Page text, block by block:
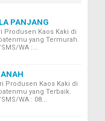
PANJANG
Produsen Kaos Kaki di
yang Termurah.
WA :...
Produsen Kaos Kaki di
yang Terbaik.
WA : 08...